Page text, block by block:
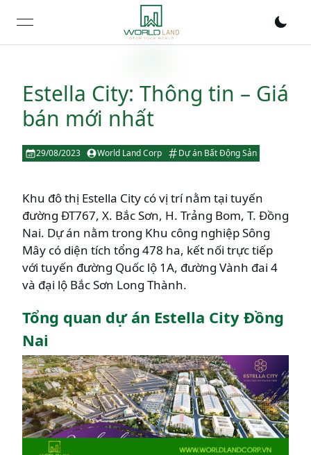
open navigation menu
Estella City: Thông tin – Giá
bán mới nhất
29/08/2023 World Land Corp Dự án Bất Động Sản
Khu đô thị Estella City có vị trí nằm tại tuyến
đường ĐT767, X. Bắc Sơn, H. Trảng Bom, T. Đồng
Nai. Dự án nằm trong Khu công nghiệp Sông
Mây có diện tích tổng 478 ha, kết nối trực tiếp
với tuyến đường Quốc lộ 1A, đường Vành đai 4
và đại lộ Bắc Sơn Long Thành.
Tổng quan dự án Estella City Đồng
Nai